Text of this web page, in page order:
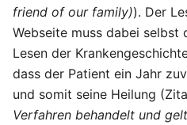
friend of our family)). Der
Webseite muss dabei selbst
Lesen der
dass der Patient ein Jahr
und somit seine Heilung
Verfahren behandelt und